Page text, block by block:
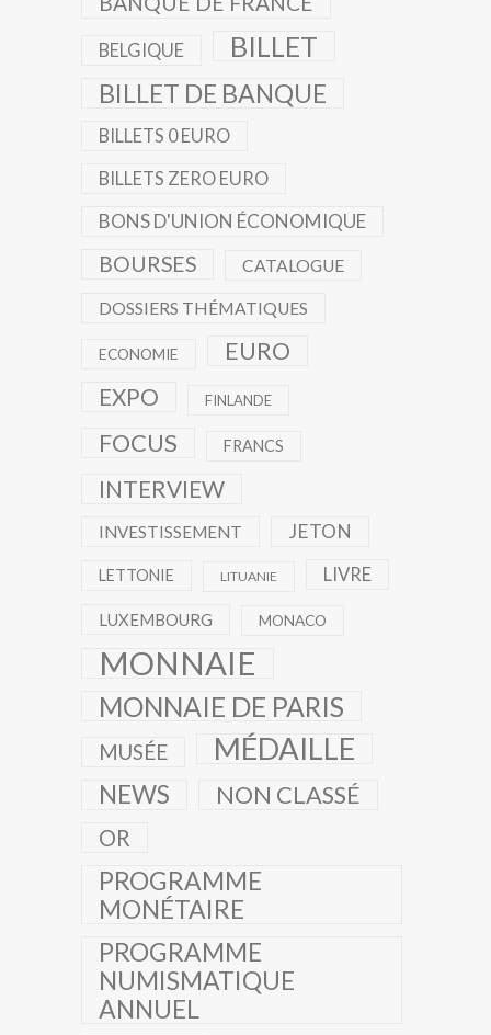
BELGIQUE BILLET
BILLET DE BANQUE
BILLETS 0 EURO
BILLETS ZERO EURO
BONS D'UNION ÉCONOMIQUE
BOURSES CATALOGUE
DOSSIERS THÉMATIQUES
ECONOMIE EURO
EXPO FINLANDE
FOCUS FRANCS
INTERVIEW
INVESTISSEMENT JETON
LETTONIE LITUANIE LIVRE
LUXEMBOURG MONACO
MONNAIE
MONNAIE DE PARIS
MUSÉE MÉDAILLE
NEWS NON CLASSÉ
OR
PROGRAMME
MONÉTAIRE
PROGRAMME
NUMISMATIQUE
ANNUEL